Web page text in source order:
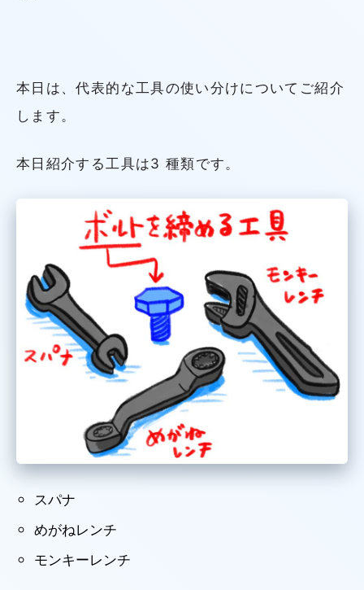
本日は、代表的な工具の使い分けについてご紹介
します。
本日紹介する工具は3 種類です。
スパナ
めがねレンチ
モンキーレンチ